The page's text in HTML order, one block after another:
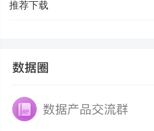
推荐下载